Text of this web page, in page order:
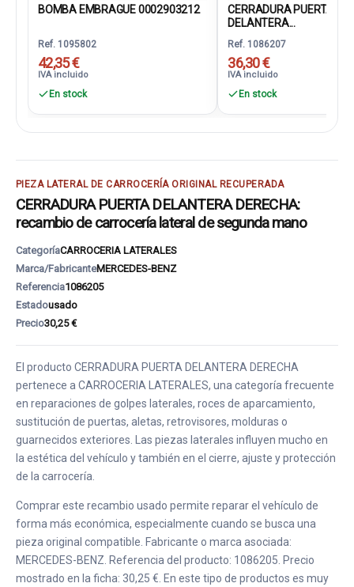
BOMBA EMBRAGUE 0002903212
Ref. 1095802
42,35 €
IVA incluido
En stock
CERRADURA PUERTA
DELANTERA...
Ref. 1086207
36,30 €
IVA incluido
En stock
PIEZA LATERAL DE CARROCERÍA ORIGINAL RECUPERADA
CERRADURA PUERTA DELANTERA DERECHA:
recambio de carrocería lateral de segunda mano
CategoríaCARROCERIA LATERALES
Marca/FabricanteMERCEDES-BENZ
Referencia1086205
Estadousado
Precio30,25 €
El producto CERRADURA PUERTA DELANTERA DERECHA
pertenece a CARROCERIA LATERALES, una categoría frecuente
en reparaciones de golpes laterales, roces de aparcamiento,
sustitución de puertas, aletas, retrovisores, molduras o
guarnecidos exteriores. Las piezas laterales influyen mucho en
la estética del vehículo y también en el cierre, ajuste y protección
de la carrocería.
Comprar este recambio usado permite reparar el vehículo de
forma más económica, especialmente cuando se busca una
pieza original compatible. Fabricante o marca asociada:
MERCEDES-BENZ. Referencia del producto: 1086205. Precio
mostrado en la ficha: 30,25 €. En este tipo de productos es muy